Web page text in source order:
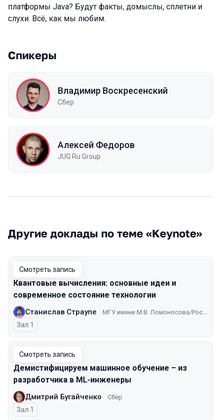
платформы Java? Будут факты, домыслы, сплетни и
слухи. Всё, как мы любим.
Спикеры
Владимир Воскресенский
Сбер
Алексей Федоров
JUG Ru Group
Другие доклады по теме «Keynote»
Смотреть запись
Квантовые вычисления: основные идеи и
современное состояние технологии
Станислав Страупе
Зал 1
Смотреть запись
Демистифицируем машинное обучение – из
разработчика в ML-инженеры
Дмитрий Бугайченко Сбер
Зал 1